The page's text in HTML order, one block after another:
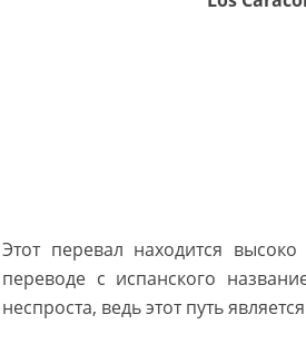
Этот перевал находится
переводе с испанского
неспроста, ведь этот путь